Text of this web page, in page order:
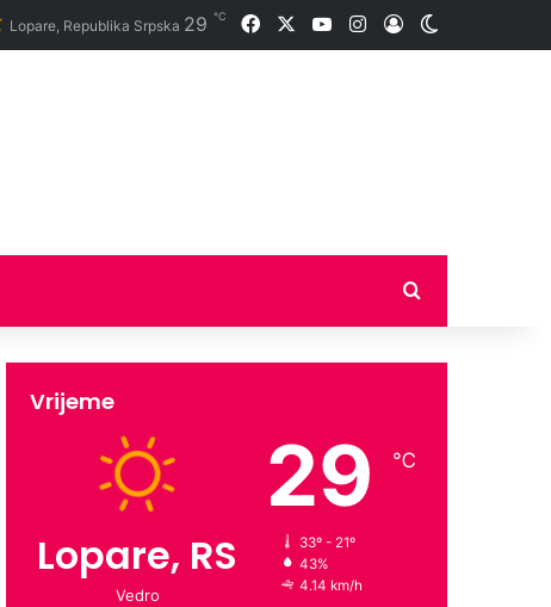
Lopare, Republika Srpska 29 ℃ Facebook YouTubeInstagram
Prijava
Traži
Vrijeme
Lopare, RS
Vedro
29 ℃
33º - 21º
43%
4.14 km/h